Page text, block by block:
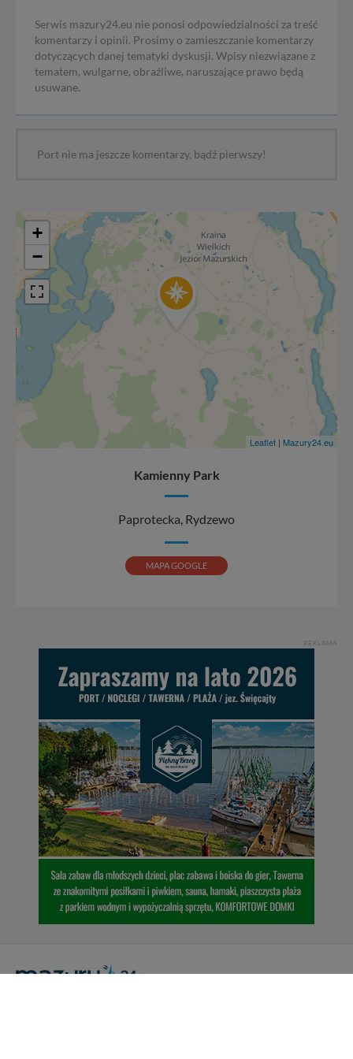
Serwis mazury24.eu nie ponosi odpowiedzialności za treść
komentarzy i opinii. Prosimy o zamieszczanie komentarzy
dotyczących danej tematyki dyskusji. Wpisy niezwiązane z
tematem, wulgarne, obraźliwe, naruszające prawo będą
usuwane.
Port nie ma jeszcze komentarzy, bądź pierwszy!
+
−
Leaflet | Mazury24.eu
Kamienny Park
Paprotecka, Rydzewo
MAPA GOOGLE
REKLAMA
zawsze jest możliwe techniczne zrealizowanie Twoich
praw w odniesieniu do informacji zawartych w plikach
cookies. Twoja przeglądarka umożliwia Ci skasowanie
tych plików - w pewnych przypadkach nie możemy tego
zrobić za Ciebie.